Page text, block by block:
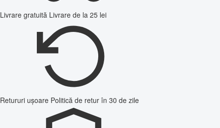
Livrare gratuită Livrare de la 25 lei
Retururi ușoare Politică de retur în 30 de zile